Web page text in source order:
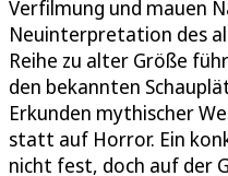
Verfilmung und mauen
Neuinterpretation des
Reihe zu alter Größe
den bekannten
Erkunden mythischer
statt auf Horror. Ein
nicht fest, doch auf der